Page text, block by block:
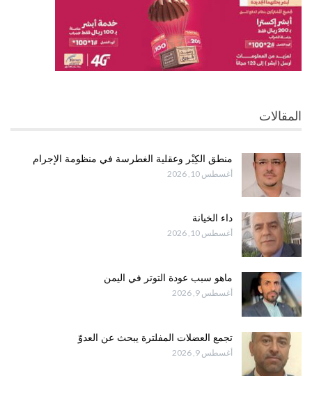
المقالات
منطق الكِبْر وعقلية الغطرسة في منظومة الإجرام
أغسطس 10, 2026
داء الخيانة
أغسطس 10, 2026
ماهو سبب عودة التوتر في اليمن
أغسطس 9, 2026
تجمع العضلات المفلترة يبحث عن العدوّ
أغسطس 9, 2026